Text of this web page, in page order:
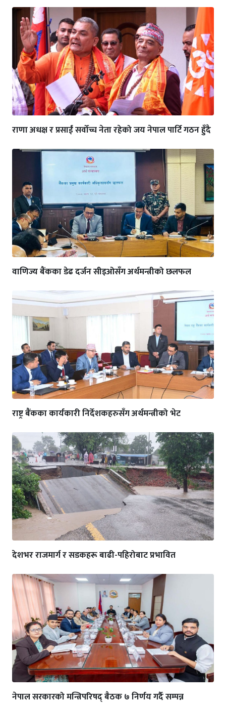
राणा अधक्ष र प्रसाईं सर्वोच्च नेता रहेको जय नेपाल पार्टि गठन हुँदै
वाणिज्य बैंकका डेढ दर्जन सीइओसँग अर्थमन्त्रीको छलफल
राष्ट्र बैंकका कार्यकारी निर्देशकहरुसँग अर्थमन्त्रीको भेट
देशभर राजमार्ग र सडकहरू बाढी-पहिरोबाट प्रभावित
नेपाल सरकारको मन्त्रिपरिषद् बैठक ७ निर्णय गर्दै सम्पन्न